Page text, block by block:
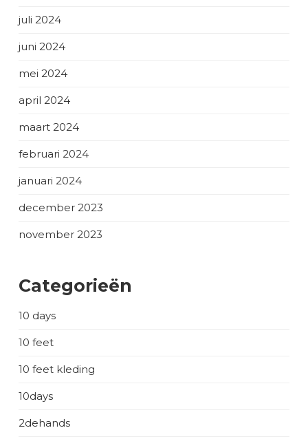
juli 2024
juni 2024
mei 2024
april 2024
maart 2024
februari 2024
januari 2024
december 2023
november 2023
Categorieën
10 days
10 feet
10 feet kleding
10days
2dehands